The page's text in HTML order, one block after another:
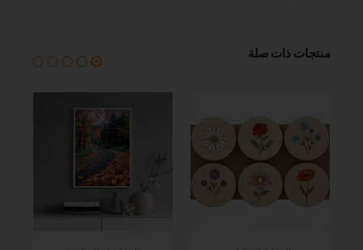
منتجات ذات صلة